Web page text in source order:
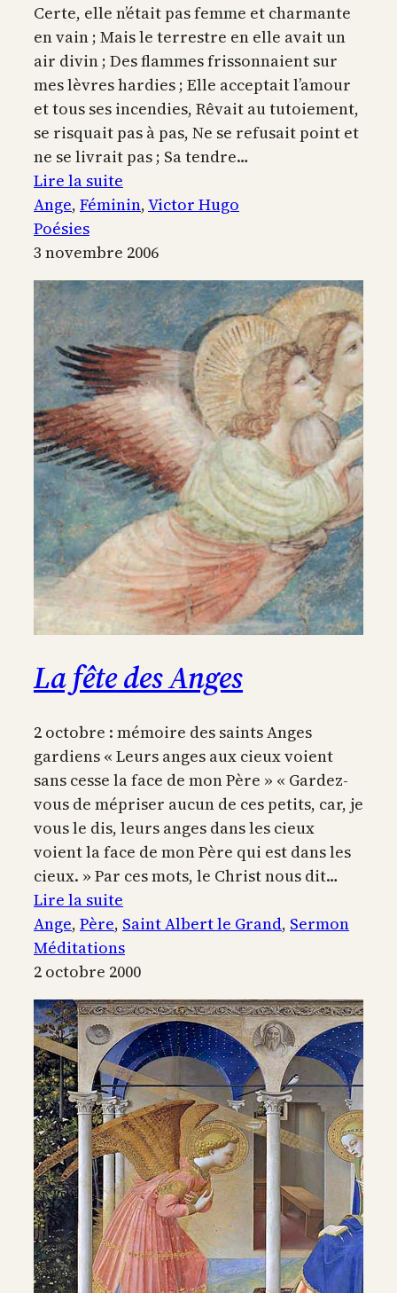
Certe, elle n’était pas femme et charmante
en vain ; Mais le terrestre en elle avait un
air divin ; Des flammes frissonnaient sur
mes lèvres hardies ; Elle acceptait l’amour
et tous ses incendies, Rêvait au tutoiement,
se risquait pas à pas, Ne se refusait point et
ne se livrait pas ; Sa tendre…
Lire la suite
Certe,
n’était
pas
femme
et
charmante
en
vain
Ange, Féminin, Victor Hugo
Poésies
3 novembre 2006
La fête des Anges
2 octobre : mémoire des saints Anges
gardiens « Leurs anges aux cieux voient
sans cesse la face de mon Père » « Gardez-
vous de mépriser aucun de ces petits, car, je
vous le dis, leurs anges dans les cieux
voient la face de mon Père qui est dans les
cieux. » Par ces mots, le Christ nous dit…
Lire la suite
La
fête
des
Anges
Ange, Père, Saint Albert le Grand, Sermon
Méditations
2 octobre 2000